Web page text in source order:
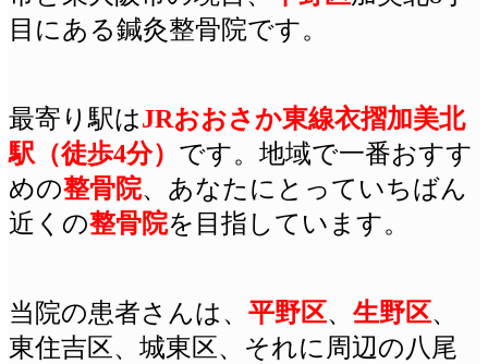
目にある鍼灸整骨院です。
最寄り駅はJRおおさか東線衣摺加美北
駅（徒歩4分） です。地域で一番おすす
めの整骨院、あなたにとっていちばん
近くの整骨院を目指しています。
当院の患者さんは、 平野区、 生野区、
東住吉区、城東区、それに周辺の八尾